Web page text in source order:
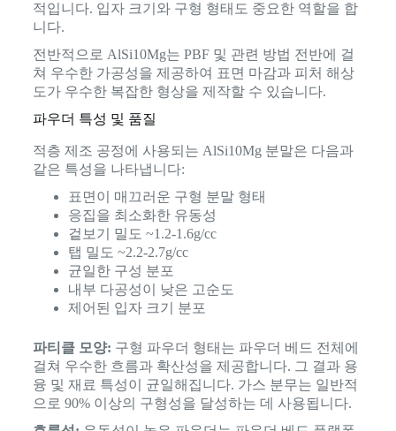
적입니다. 입자 크기와 구형 형태도 중요한 역할을 합
니다.
전반적으로 AlSi10Mg는 PBF 및 관련 방법 전반에 걸
쳐 우수한 가공성을 제공하여 표면 마감과 피처 해상
도가 우수한 복잡한 형상을 제작할 수 있습니다.
파우더 특성 및 품질
적층 제조 공정에 사용되는 AlSi10Mg 분말은 다음과
같은 특성을 나타냅니다:
표면이 매끄러운 구형 분말 형태
응집을 최소화한 유동성
겉보기 밀도 ~1.2-1.6g/cc
탭 밀도 ~2.2-2.7g/cc
균일한 구성 분포
내부 다공성이 낮은 고순도
제어된 입자 크기 분포
파티클 모양: 구형 파우더 형태는 파우더 베드 전체에
걸쳐 우수한 흐름과 확산성을 제공합니다. 그 결과 용
융 및 재료 특성이 균일해집니다. 가스 분무는 일반적
으로 90% 이상의 구형성을 달성하는 데 사용됩니다.